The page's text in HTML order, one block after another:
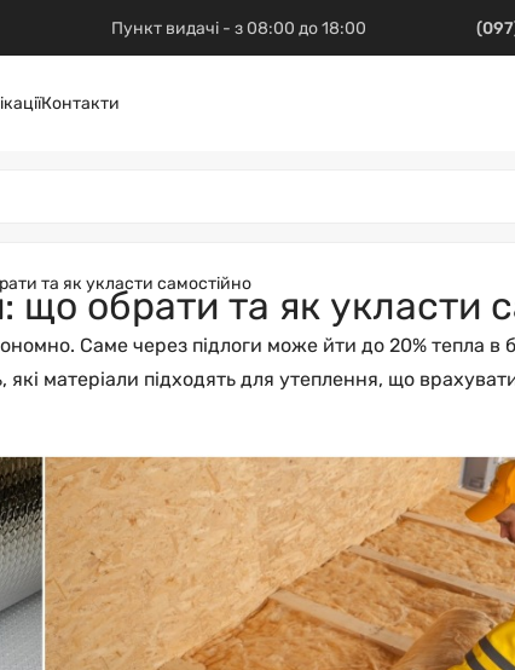
Пункт видачі - з 08:00 до 18:00
Контакти
та як укласти самостійно
що обрати та як укласти
Саме через підлоги може йти до 20% тепла в
матеріали підходять для утеплення, що